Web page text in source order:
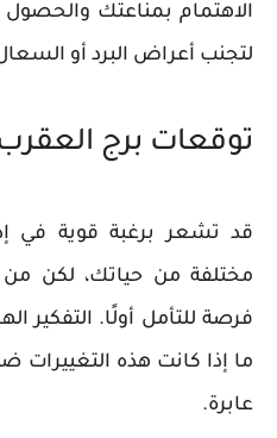
الاهتمام بمناعتك
لتجنب أعراض البرد أو
توقعات برج
قد تشعر برغبة قوية في
مختلفة من حياتك، لكن
فرصة للتأمل أولًا. التفكير
ما إذا كانت هذه التغييرات
عابرة.